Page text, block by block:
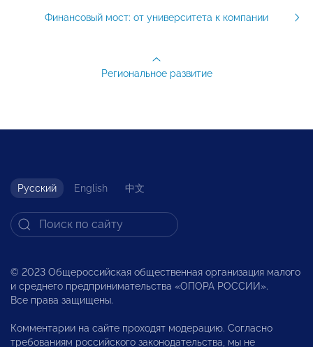
Финансовый мост: от университета к компании
Региональное развитие
Русский English 中文
© 2023 Общероссийская общественная организация малого
и среднего предпринимательства «ОПОРА РОССИИ».
Все права защищены.
Комментарии на сайте проходят модерацию. Согласно
требованиям российского законодательства, мы не